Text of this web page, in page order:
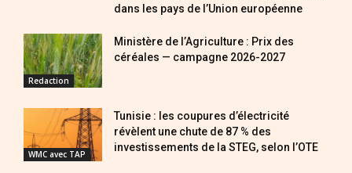
dans les pays de l’Union européenne
Redaction
Ministère de l’Agriculture : Prix des
céréales — campagne 2026-2027
WMC avec TAP
Tunisie : les coupures d’électricité
révèlent une chute de 87 % des
investissements de la STEG, selon l’OTE